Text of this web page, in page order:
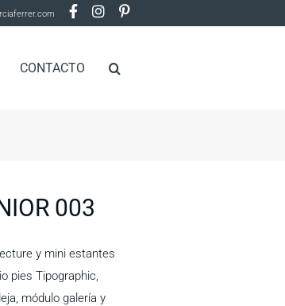
CONTACTO
003
y mini estantes
pies Tipographic,
módulo galería y